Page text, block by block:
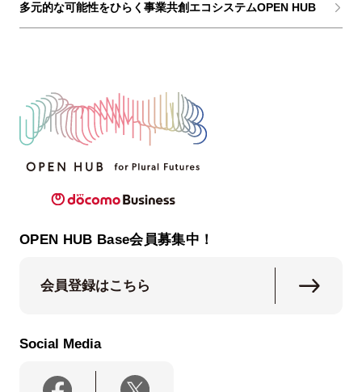
多元的な可能性をひらく事業共創エコシステムOPEN HUB
OPEN HUB Base会員募集中！
会員登録はこちら
Social Media